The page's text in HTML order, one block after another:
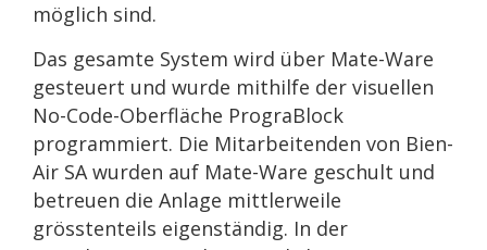
möglich sind.
Das gesamte System wird über Mate-Ware
gesteuert und wurde mithilfe der visuellen
No-Code-Oberfläche PrograBlock
programmiert. Die Mitarbeitenden von Bien-
Air SA wurden auf Mate-Ware geschult und
betreuen die Anlage mittlerweile
grösstenteils eigenständig. In der